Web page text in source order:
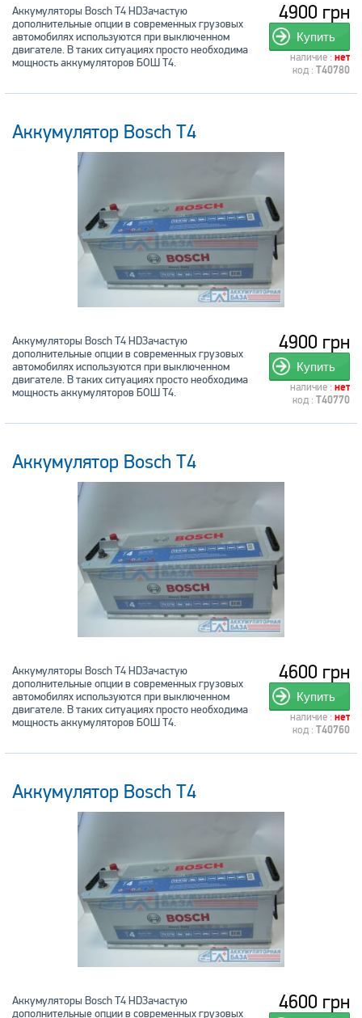
4900 грн
Купить
наличие : нет
код : T40780
Аккумуляторы Bosch T4 HDЗачастую
дополнительные опции в современных грузовых
автомобилях используются при выключенном
двигателе. В таких ситуациях просто необходима
мощность аккумуляторов БОШ Т4.
Аккумулятор Bosch T4
4900 грн
Купить
наличие : нет
код : T40770
Аккумуляторы Bosch T4 HDЗачастую
дополнительные опции в современных грузовых
автомобилях используются при выключенном
двигателе. В таких ситуациях просто необходима
мощность аккумуляторов БОШ Т4.
Аккумулятор Bosch T4
4600 грн
Купить
наличие : нет
код : T40760
Аккумуляторы Bosch T4 HDЗачастую
дополнительные опции в современных грузовых
автомобилях используются при выключенном
двигателе. В таких ситуациях просто необходима
мощность аккумуляторов БОШ Т4.
Аккумулятор Bosch T4
4600 грн
Аккумуляторы Bosch T4 HDЗачастую
дополнительные опции в современных грузовых